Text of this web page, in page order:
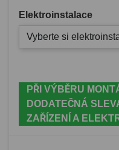
Elektroinstalace
Vyberte si
PŘI VÝBĚRU
DODATEČNÁ
ZAŘÍZENÍ A